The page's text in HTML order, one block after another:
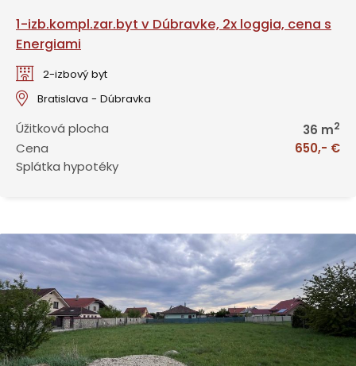
1-izb.kompl.zar.byt v Dúbravke, 2x loggia, cena s
Energiami
2-izbový byt
Bratislava - Dúbravka
Úžitková plocha 36 m2
Cena
650,- €
Splátka hypotéky